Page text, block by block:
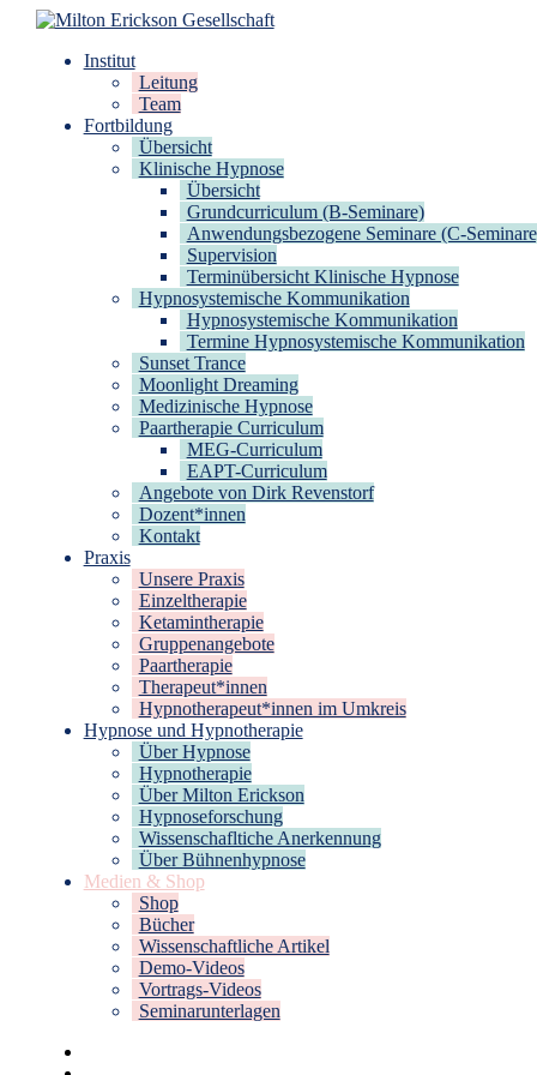
Zum
springenMilton Erickson Gesellschaft
für klinische Hypnose – Regionalstelle Tübingen
Institut
Leitung
Team
Fortbildung
Übersicht
Klinische Hypnose
Übersicht
Grundcurriculum (B-Seminare)
Anwendungsbezogene Seminare (C-
Supervision
Terminübersicht Klinische Hypnose
Hypnosystemische Kommunikation
Hypnosystemische Kommunikation
Termine Hypnosystemische Kommunikation
Sunset Trance
Moonlight Dreaming
Medizinische Hypnose
Paartherapie Curriculum
MEG-Curriculum
EAPT-Curriculum
Angebote von Dirk Revenstorf
Dozent*innen
Kontakt
Praxis
Unsere Praxis
Einzeltherapie
Ketamintherapie
Gruppenangebote
Paartherapie
Therapeut*innen
Hypnotherapeut*innen im Umkreis
Hypnose und Hypnotherapie
Über Hypnose
Hypnotherapie
Über Milton Erickson
Hypnoseforschung
Wissenschafltiche Anerkennung
Über Bühnenhypnose
Medien & Shop
Shop
Bücher
Wissenschaftliche Artikel
Demo-Videos
Vortrags-Videos
Seminarunterlagen